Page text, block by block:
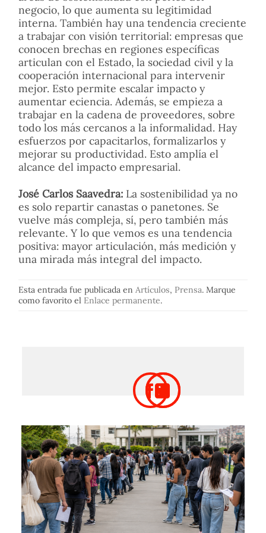
negocio, lo que aumenta su legitimidad
interna. También hay una tendencia creciente
a trabajar con visión territorial: empresas que
conocen brechas en regiones específicas
articulan con el Estado, la sociedad civil y la
cooperación internacional para intervenir
mejor. Esto permite escalar impacto y
aumentar eciencia. Además, se empieza a
trabajar en la cadena de proveedores, sobre
todo los más cercanos a la informalidad. Hay
esfuerzos por capacitarlos, formalizarlos y
mejorar su productividad. Esto amplía el
alcance del impacto empresarial.
José Carlos Saavedra: La sostenibilidad ya no
es solo repartir canastas o panetones. Se
vuelve más compleja, sí, pero también más
relevante. Y lo que vemos es una tendencia
positiva: mayor articulación, más medición y
una mirada más integral del impacto.
Esta entrada fue publicada en Artículos, Prensa. Marque
como favorito el Enlace permanente.